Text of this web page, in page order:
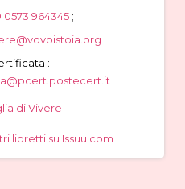
0573 964345 ;
:
di Vivere
libretti su Issuu.com